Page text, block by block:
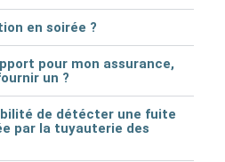
en soirée ?
pour mon assurance,
un ?
de détécter une fuite
par la tuyauterie des